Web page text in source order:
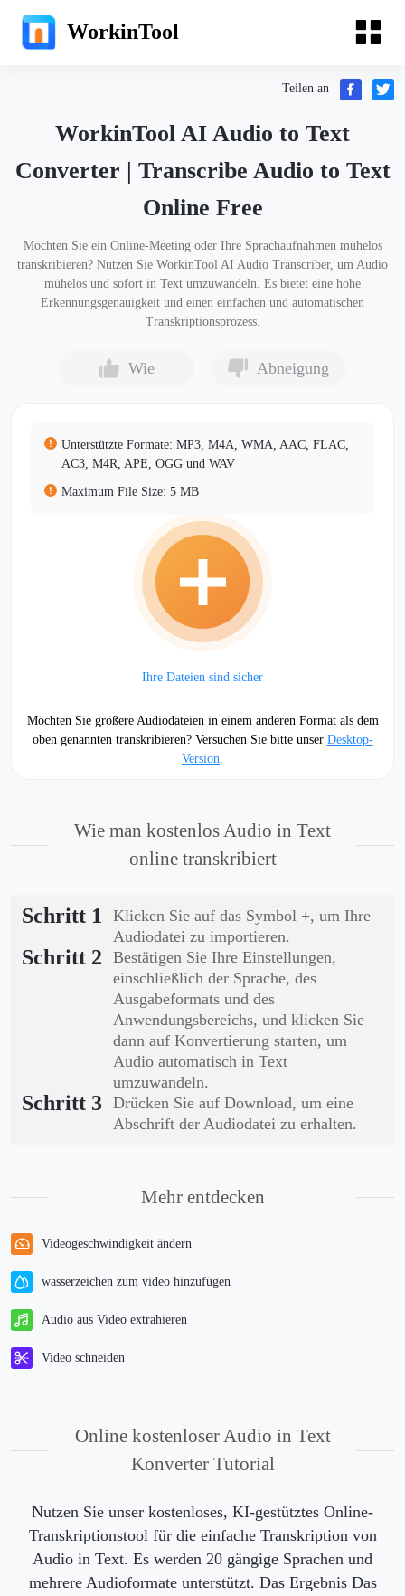
WorkinTool
Teilen an
WorkinTool AI Audio to Text
Converter | Transcribe Audio to Text
Online Free
Möchten Sie ein Online-Meeting oder Ihre Sprachaufnahmen mühelos
transkribieren? Nutzen Sie WorkinTool AI Audio Transcriber, um Audio
mühelos und sofort in Text umzuwandeln. Es bietet eine hohe
Erkennungsgenauigkeit und einen einfachen und automatischen
Transkriptionsprozess.
Wie Abneigung
Unterstützte Formate: MP3, M4A, WMA, AAC, FLAC,
AC3, M4R, APE, OGG und WAV
Maximum File Size: 5 MB
Ihre Dateien sind sicher
Möchten Sie größere Audiodateien in einem anderen Format als dem
oben genannten transkribieren? Versuchen Sie bitte unser Desktop-
Version
Wie man kostenlos Audio in Text
online transkribiert
Schritt 1
Klicken Sie auf das Symbol +, um Ihre
Audiodatei zu importieren.
Schritt 2
Bestätigen Sie Ihre Einstellungen,
einschließlich der Sprache, des
Ausgabeformats und des
Anwendungsbereichs, und klicken Sie
dann auf Konvertierung starten, um
Audio automatisch in Text
umzuwandeln.
Schritt 3
Drücken Sie auf Download, um eine
Abschrift der Audiodatei zu erhalten.
Mehr entdecken
Videogeschwindigkeit ändern
wasserzeichen zum video hinzufügen
Audio aus Video extrahieren
Video schneiden
Online kostenloser Audio in Text
Konverter Tutorial
Nutzen Sie unser kostenloses, KI-gestütztes Online-
Transkriptionstool für die einfache Transkription von
Audio in Text. Es werden 20 gängige Sprachen und
mehrere Audioformate unterstützt. Das Ergebnis Das